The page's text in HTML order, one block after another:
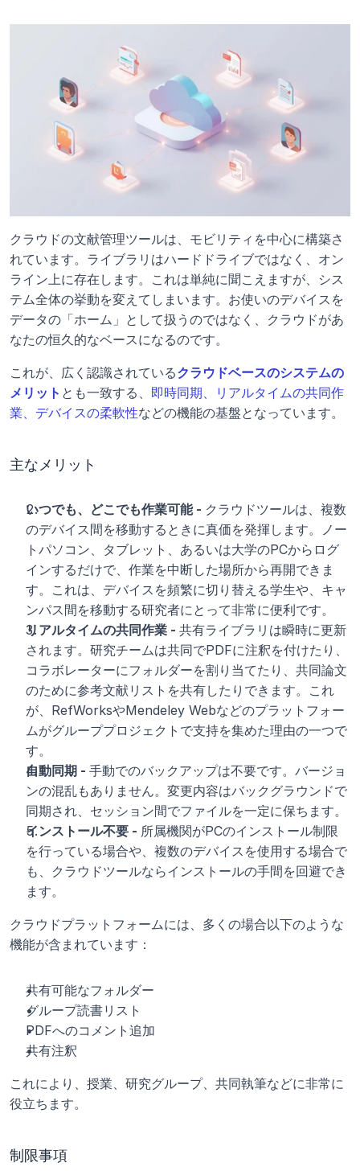
クラウドの文献管理ツールは、モビリティを中心に構築さ
れています。ライブラリはハードドライブではなく、オン
ライン上に存在します。これは単純に聞こえますが、シス
テム全体の挙動を変えてしまいます。お使いのデバイスを
データの「ホーム」として扱うのではなく、クラウドがあ
なたの恒久的なベースになるのです。
これが、広く認識されているクラウドベースのシステムの
メリット とも一致する、 即時同期、リアルタイムの共同作
業、デバイスの柔軟性などの機能の基盤となっています。
主なメリット
いつでも、どこでも作業可能 - クラウドツールは、複数
のデバイス間を移動するときに真価を発揮します。ノー
トパソコン、タブレット、あるいは大学のPCからログ
インするだけで、作業を中断した場所から再開できま
す。これは、デバイスを頻繁に切り替える学生や、キャ
ンパス間を移動する研究者にとって非常に便利です。
リアルタイムの共同作業 - 共有ライブラリは瞬時に更新
されます。研究チームは共同でPDFに注釈を付けたり、
コラボレーターにフォルダーを割り当てたり、共同論文
のために参考文献リストを共有したりできます。これ
が、RefWorksやMendeley Webなどのプラットフォー
ムがグループプロジェクトで支持を集めた理由の一つで
す。
自動同期 - 手動でのバックアップは不要です。バージョ
ンの混乱もありません。変更内容はバックグラウンドで
同期され、セッション間でファイルを一定に保ちます。
インストール不要 - 所属機関がPCのインストール制限
を行っている場合や、複数のデバイスを使用する場合で
も、クラウドツールならインストールの手間を回避でき
ます。
クラウドプラットフォームには、多くの場合以下のような
機能が含まれています：
共有可能なフォルダー
グループ読書リスト
PDFへのコメント追加
共有注釈
これにより、授業、研究グループ、共同執筆などに非常に
役立ちます。
制限事項